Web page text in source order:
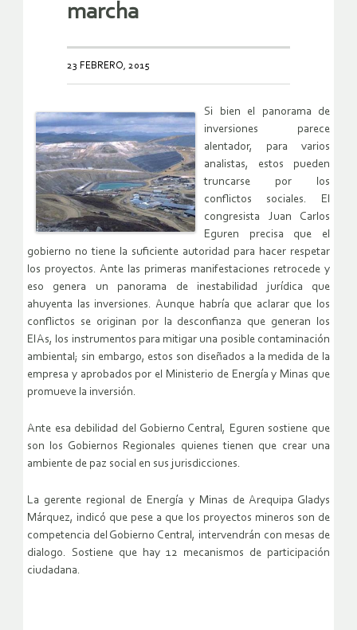
marcha
23 FEBRERO, 2015
Si bien el panorama de
inversiones parece
alentador, para varios
analistas, estos pueden
truncarse por los
conflictos sociales. El
congresista Juan Carlos
Eguren precisa que el
gobierno no tiene la suficiente autoridad para hacer respetar
los proyectos. Ante las primeras manifestaciones retrocede y
eso genera un panorama de inestabilidad jurídica que
ahuyenta las inversiones. Aunque habría que aclarar que los
conflictos se originan por la desconfianza que generan los
EIAs, los instrumentos para mitigar una posible contaminación
ambiental; sin embargo, estos son diseñados a la medida de la
empresa y aprobados por el Ministerio de Energía y Minas que
promueve la inversión.
Ante esa debilidad del Gobierno Central, Eguren sostiene que
son los Gobiernos Regionales quienes tienen que crear una
ambiente de paz social en sus jurisdicciones.
La gerente regional de Energía y Minas de Arequipa Gladys
Márquez, indicó que pese a que los proyectos mineros son de
competencia del Gobierno Central, intervendrán con mesas de
dialogo. Sostiene que hay 12 mecanismos de participación
ciudadana.